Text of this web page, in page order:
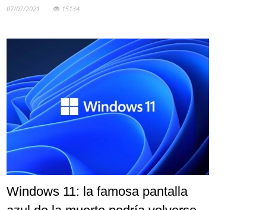
07/07/2021 15134
Windows 11: la famosa pantalla